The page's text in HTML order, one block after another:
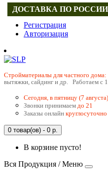
Регистрация
Авторизация
Cтройматериалы для частного дома:
вытяжки, сайдинг и др. Работаем с
Сегодня, в пятницу (7
Звонки принимаем до 21
Заказы онлайн круглосуточно
0 товар(ов) - 0 р.
В корзине пусто!
Вся Продукция / Меню
ДОСТАВКА ПО РОССИИ